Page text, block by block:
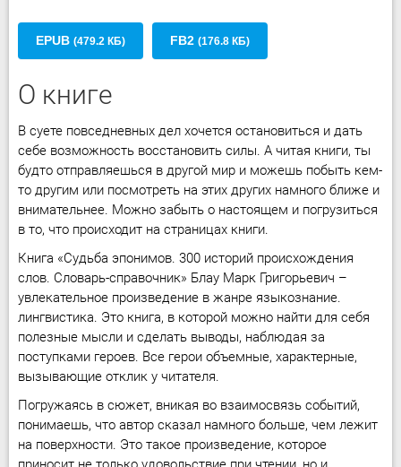
EPUB (479.2 КБ) FB2 (176.8 КБ)
О книге
В суете повседневных дел хочется остановиться и дать
себе возможность восстановить силы. А читая книги, ты
будто отправляешься в другой мир и можешь побыть кем-
то другим или посмотреть на этих других намного ближе и
внимательнее. Можно забыть о настоящем и погрузиться
в то, что происходит на страницах книги.
Книга «Судьба эпонимов. 300 историй происхождения
слов. Словарь-справочник» Блау Марк Григорьевич –
увлекательное произведение в жанре языкознание.
лингвистика. Это книга, в которой можно найти для себя
полезные мысли и сделать выводы, наблюдая за
поступками героев. Все герои объемные, характерные,
вызывающие отклик у читателя.
Погружаясь в сюжет, вникая во взаимосвязь событий,
понимаешь, что автор сказал намного больше, чем лежит
на поверхности. Это такое произведение, которое